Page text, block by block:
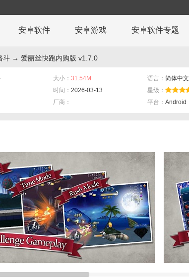
安卓软件 安卓游戏 安卓软件专题
斗 → 爱丽丝快跑内购版 v1.7.0
大小： 31.54M 语言： 简体中文
时间： 2026-03-13
星级：
厂商： 平台： Android